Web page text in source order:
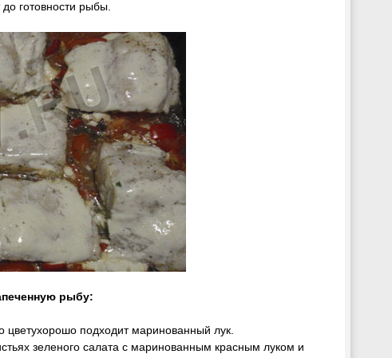
готовности рыбы.
рыбу:
цветухорошо подходит маринованный лук.
зеленого салата с маринованным красным луком и